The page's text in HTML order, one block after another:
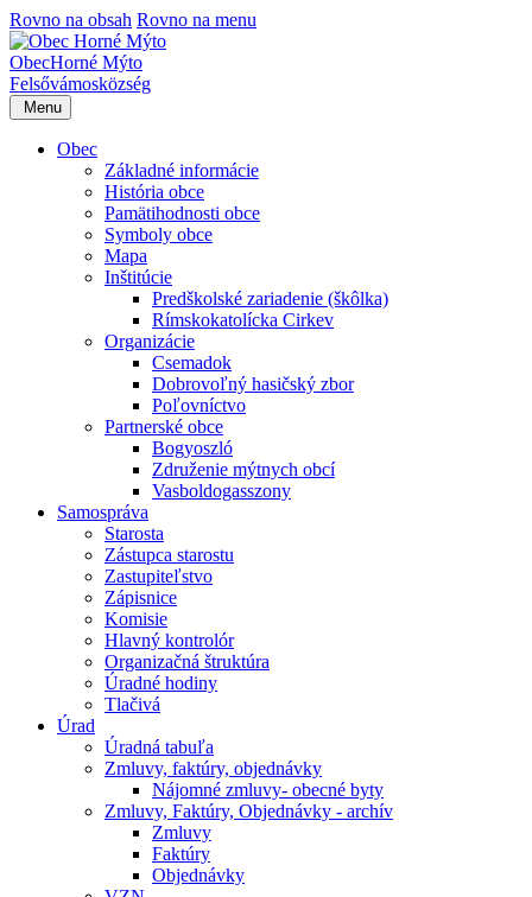
Rovno na obsah Rovno na menu
ObecHorné Mýto
Felsővámosközség
Menu
Obec
Základné informácie
História obce
Pamätihodnosti obce
Symboly obce
Mapa
Inštitúcie
Predškolské zariadenie (škôlka)
Rímskokatolícka Cirkev
Organizácie
Csemadok
Dobrovoľný hasičský zbor
Poľovníctvo
Partnerské obce
Bogyoszló
Združenie mýtnych obcí
Vasboldogasszony
Samospráva
Starosta
Zástupca starostu
Zastupiteľstvo
Zápisnice
Komisie
Hlavný kontrolór
Organizačná štruktúra
Úradné hodiny
Tlačivá
Úrad
Úradná tabuľa
Zmluvy, faktúry, objednávky
Nájomné zmluvy- obecné byty
Zmluvy, Faktúry, Objednávky - archív
Zmluvy
Faktúry
Objednávky